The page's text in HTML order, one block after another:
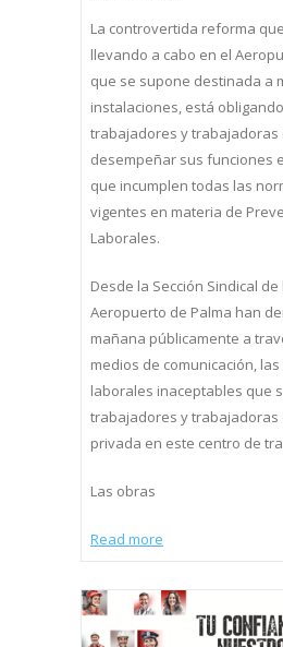
La controvertida reforma
llevando a cabo en el
que se supone destinada a
instalaciones, está
trabajadores y trabajadoras
desempeñar sus funciones
que incumplen todas las
vigentes en materia de
Laborales.
Desde la Sección Sindical de
Aeropuerto de Palma han
mañana públicamente a
medios de comunicación,
laborales inaceptables que
trabajadores y trabajadoras
privada en este centro de
Las obras
Read more